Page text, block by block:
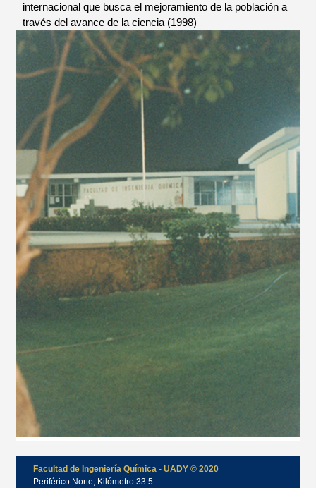
internacional que busca el mejoramiento de la población a
través del avance de la ciencia (1998)
Facultad de Ingeniería Química - UADY © 2020
Periférico Norte, Kilómetro 33.5